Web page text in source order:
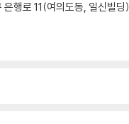
은행로 11(여의도동, 일신빌딩)